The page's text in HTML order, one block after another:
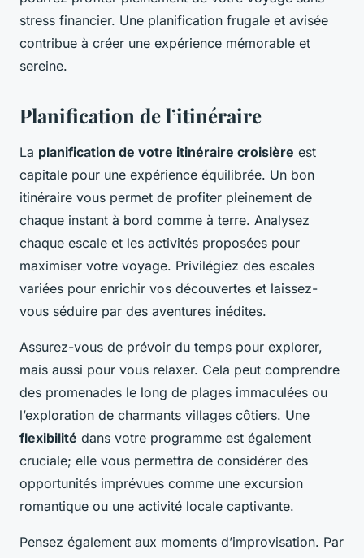
stress financier. Une planification frugale et avisée
contribue à créer une expérience mémorable et
sereine.
Planification de l’itinéraire
La planification de votre itinéraire croisière est
capitale pour une expérience équilibrée. Un bon
itinéraire vous permet de profiter pleinement de
chaque instant à bord comme à terre. Analysez
chaque escale et les activités proposées pour
maximiser votre voyage. Privilégiez des escales
variées pour enrichir vos découvertes et laissez-
vous séduire par des aventures inédites.
Assurez-vous de prévoir du temps pour explorer,
mais aussi pour vous relaxer. Cela peut comprendre
des promenades le long de plages immaculées ou
l’exploration de charmants villages côtiers. Une
flexibilité dans votre programme est également
cruciale; elle vous permettra de considérer des
opportunités imprévues comme une excursion
romantique ou une activité locale captivante.
Pensez également aux moments d’improvisation. Par